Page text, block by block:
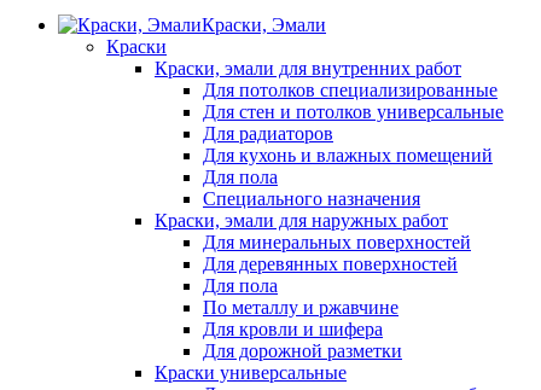
Краски, Эмали
Краски
Краски, эмали для внутренних работ
Для потолков специализированные
Для стен и потолков универсальные
Для радиаторов
Для кухонь и влажных помещений
Для пола
Специального назначения
Краски, эмали для наружных работ
Для минеральных поверхностей
Для деревянных поверхностей
Для пола
По металлу и ржавчине
Для кровли и шифера
Для дорожной разметки
Краски универсальные